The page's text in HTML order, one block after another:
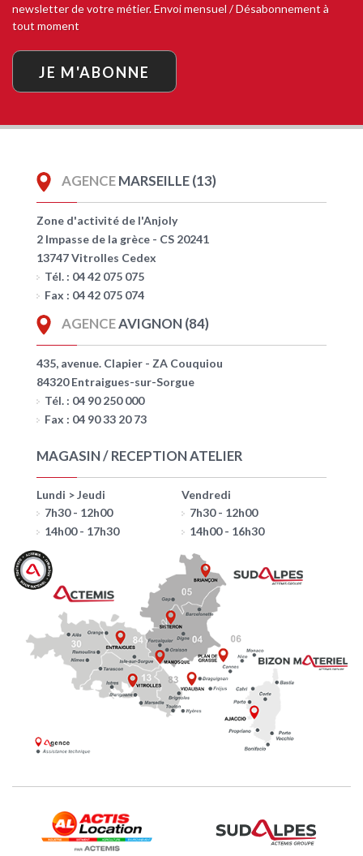
newsletter de votre métier. Envoi mensuel / Désabonnement à
tout moment
JE M'ABONNE
AGENCEMARSEILLE (13)
Zone d'activité de l'Anjoly
2 Impasse de la grèce - CS 20241
13747 Vitrolles Cedex
Tél. : 04 42 075 075
Fax : 04 42 075 074
AGENCEAVIGNON (84)
435, avenue. Clapier - ZA Couquiou
84320 Entraigues-sur-Sorgue
Tél. : 04 90 250 000
Fax : 04 90 33 20 73
MAGASIN / RECEPTION ATELIER
Lundi > Jeudi
7h30 - 12h00
14h00 - 17h30
Vendredi
7h30 - 12h00
14h00 - 16h30